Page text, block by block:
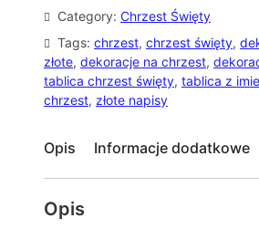
ł
d
o
1
1
5
0
T
A
B
L
I
K
O
O
Category: Chrzest Święty
Tags: chrzest, chrzest święty,
złote, dekoracje na chrzest,
tablica chrzest święty, tablica z
chrzest, złote napisy
Opis Informacje dodatkowe
Opis